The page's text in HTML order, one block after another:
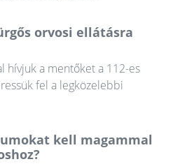
orvosi ellátásra
hívjuk a mentőket a 112-es
fel a legközelebbi
kell magammal